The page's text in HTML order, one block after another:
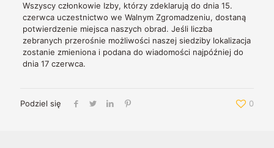
Wszyscy członkowie Izby, którzy zdeklarują do dnia 15.
czerwca uczestnictwo we Walnym Zgromadzeniu, dostaną
potwierdzenie miejsca naszych obrad. Jeśli liczba
zebranych przerośnie możliwości naszej siedziby lokalizacja
zostanie zmieniona i podana do wiadomości najpóźniej do
dnia 17 czerwca.
Podziel się 0